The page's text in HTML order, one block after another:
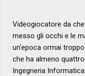
Videogiocatore da
messo gli occhi e le
un'epoca ormai
che ha almeno
Ingegneria